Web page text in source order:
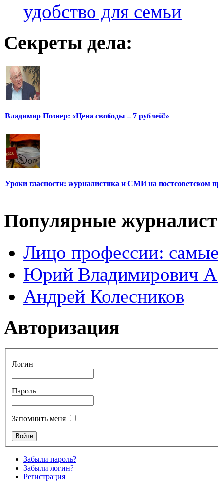
удобство для семьи
Секреты дела:
Владимир Познер: «Цена свободы – 7 рублей!»
Уроки гласности: журналистика и СМИ на постсоветском
Популярные
Лицо профессии:
Юрий Владимирович
Андрей Колесников
Авторизация
Логин
Пароль
Запомнить меня
Забыли пароль?
Забыли логин?
Регистрация